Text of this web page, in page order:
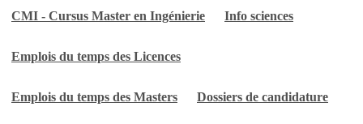
CMI - Cursus Master en Ingénierie Info sciences
Emplois du temps des Licences
Emplois du temps des Masters Dossiers de candidature